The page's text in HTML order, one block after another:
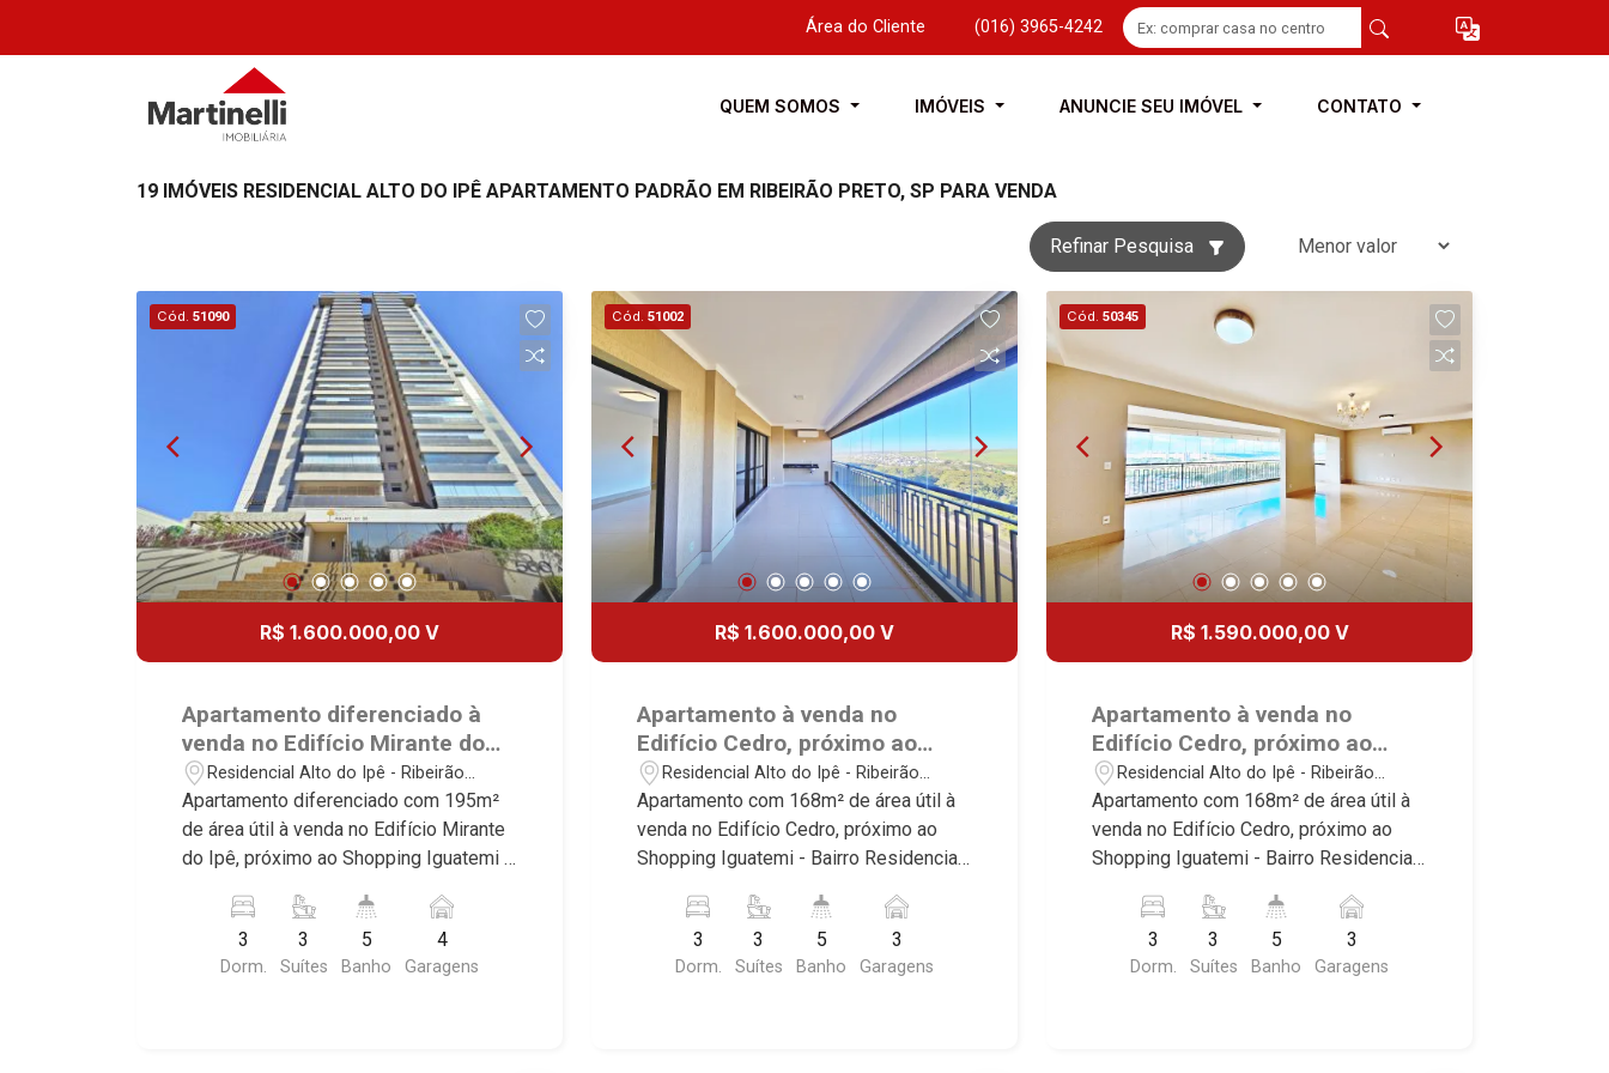
Área do Cliente (016) 3965-4242
QUEM SOMOS IMÓVEIS ANUNCIE SEU IMÓVEL CONTATO
19 IMÓVEIS RESIDENCIAL ALTO DO IPÊ APARTAMENTO PADRÃO EM RIBEIRÃO PRETO, SP PARA VENDA
Refinar Pesquisa
Cód. 51090
R$ 1.600.000,00 V
Apartamento diferenciado à
venda no Edifício Mirante do
Ipê, próximo ao Shopping
Iguatemi - Ribeirão Preto/SP.
Residencial Alto do Ipê - Ribeirão
Preto/SP
Apartamento diferenciado com 195m²
de área útil à venda no Edifício Mirante
do Ipê, próximo ao Shopping Iguatemi -
Preto/SP. Conheça as características
deste imóvel que a Martinelli
Imobiliária selecionou para você: -
3
Dorm.
3
Suítes
5
Banho
4
Garagens
Cód. 51002
R$ 1.600.000,00 V
Apartamento à venda no
Edifício Cedro, próximo ao
Shopping Iguatemi - Ribeirão
Preto/SP.
Residencial Alto do Ipê - Ribeirão
Preto/SP
Apartamento com 168m² de área útil à
venda no Edifício Cedro, próximo ao
Shopping Iguatemi - Bairro Residencial
as características deste imóvel que a
Martinelli Imobiliária selecionou para
você: - 168m² de área útil - 3 suítes
3
Dorm.
3
Suítes
5
Banho
3
Garagens
Cód. 50345
R$ 1.590.000,00 V
Apartamento à venda no
Edifício Cedro, próximo ao
Shopping Iguatemi - Ribeirão
Preto/SP.
Residencial Alto do Ipê - Ribeirão
Preto/SP
Apartamento com 168m² de área útil à
venda no Edifício Cedro, próximo ao
Shopping Iguatemi - Bairro Residencial
as características deste imóvel que a
Martinelli Imobiliária selecionou para
você: - 168m² de área útil - 3 suítes
3
Dorm.
3
Suítes
5
Banho
3
Garagens